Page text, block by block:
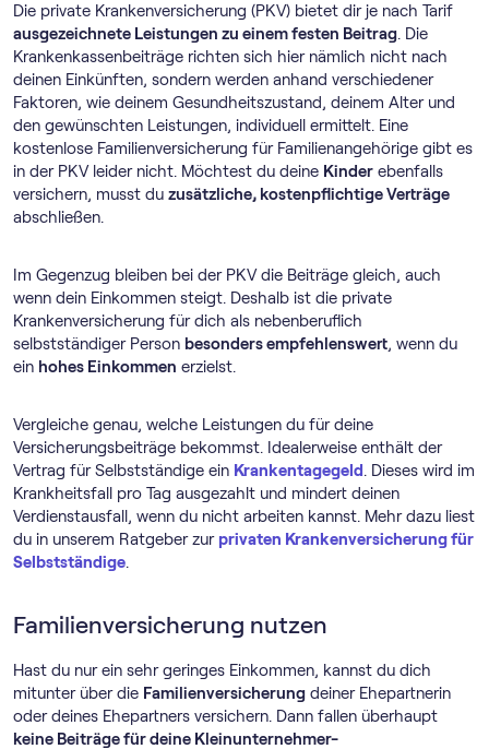
Die private Krankenversicherung (PKV) bietet dir je nach Tarif
ausgezeichnete Leistungen zu einem festen Beitrag. Die
Krankenkassenbeiträge richten sich hier nämlich nicht nach
deinen Einkünften, sondern werden anhand verschiedener
Faktoren, wie deinem Gesundheitszustand, deinem Alter und
den gewünschten Leistungen, individuell ermittelt. Eine
kostenlose Familienversicherung für Familienangehörige gibt es
in der PKV leider nicht. Möchtest du deine Kinder ebenfalls
versichern, musst du zusätzliche, kostenpflichtige Verträge
abschließen.
Im Gegenzug bleiben bei der PKV die Beiträge gleich, auch
wenn dein Einkommen steigt. Deshalb ist die private
Krankenversicherung für dich als nebenberuflich
selbstständiger Person besonders empfehlenswert, wenn du
ein hohes Einkommen erzielst.
Vergleiche genau, welche Leistungen du für deine
Versicherungsbeiträge bekommst. Idealerweise enthält der
Vertrag für Selbstständige ein Krankentagegeld . Dieses wird im
Krankheitsfall pro Tag ausgezahlt und mindert deinen
Verdienstausfall, wenn du nicht arbeiten kannst. Mehr dazu liest
du in unserem Ratgeber zur privaten Krankenversicherung für
Selbstständige.
Familienversicherung nutzen
Hast du nur ein sehr geringes Einkommen, kannst du dich
mitunter über die Familienversicherung deiner Ehepartnerin
oder deines Ehepartners versichern. Dann fallen überhaupt
keine Beiträge für deine Kleinunternehmer-